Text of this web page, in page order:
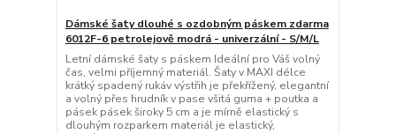
Dámské šaty dlouhé s ozdobným páskem zdarma
6012F-6 petrolejově modrá - univerzální - S/M/L
Letní dámské šaty s páskem Ideální pro Váš volný
čas, velmi příjemný materiál. Šaty v MAXI délce
krátký spadený rukáv výstřih je překřížený, elegantní
a volný přes hrudník v pase všitá guma + poutka a
pásek pásek široky 5 cm a je mírně elastický s
dlouhým rozparkem materiál je elastický,